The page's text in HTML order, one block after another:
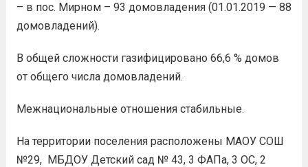
– в пос. Мирном – 93 домовладения (01.01.2019 — 88
домовладений).
В общей сложности газифицировано 66,6 % домов
от общего числа домовладений.
Межнациональные отношения стабильные.
На территории поселения расположены МАОУ СОШ
№29, МБДОУ Детский сад № 43, 3 ФАПа, 3 ОС, 2